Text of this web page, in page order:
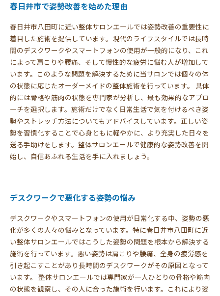
春日井市で姿勢改善を始めた理由
春日井市八田町に近い整体サロンエールでは姿勢改善の重要性に
着目した施術を提供しています。現代のライフスタイルでは長時
間のデスクワークやスマートフォンの使用が一般的になり、これ
によって肩こりや腰痛、そして慢性的な疲労に悩む人が増加して
います。このような問題を解決するために当サロンでは個々の体
の状態に応じたオーダーメイドの整体施術を行っています。 具体
的には骨格や筋肉の状態を専門家が分析し、最も効果的なアプロ
ーチを選択します。施術だけでなく日常生活で気を付けるべき姿
勢やストレッチ方法についてもアドバイスしています。正しい姿
勢を習慣化することで心身ともに軽やかに、より充実した日々を
送る手助けをします。整体サロンエールで健康的な姿勢改善を開
始し、自信あふれる生活を手に入れましょう。
デスクワークで悪化する姿勢の悩み
デスクワークやスマートフォンの使用が日常化する中、姿勢の悪
化が多くの人々の悩みとなっています。特に春日井市八田町に近
い整体サロンエールではこうした姿勢の問題を根本から解決する
施術を行っています。悪い姿勢は肩こりや腰痛、全身の疲労感を
引き起こすことがあり長時間のデスクワークがその原因となって
います。 整体サロンエールでは専門家が一人ひとりの骨格や筋肉
の状態を観察し、その人に合った施術を行います。これにより姿